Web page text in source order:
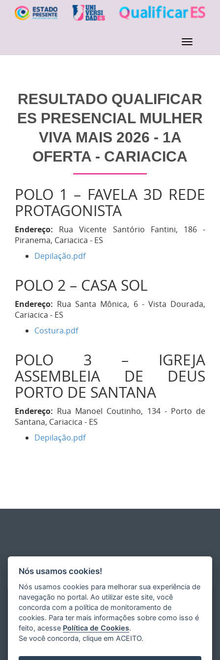
RESULTADO QUALIFICAR
ES PRESENCIAL MULHER
VIVA MAIS 2026 - 1A
OFERTA - CARIACICA
POLO 1 – FAVELA 3D REDE
PROTAGONISTA
Endereço:
Rua Vicente Santório Fantini, 186 -
Piranema, Cariacica - ES
Depilação.pdf
POLO 2 – CASA SOL
Endereço: Rua Santa Mônica, 6 - Vista Dourada,
Cariacica - ES
Costura.pdf
POLO 3 – IGREJA
ASSEMBLEIA DE DEUS
PORTO DE SANTANA
Endereço: Rua Manoel Coutinho, 134 - Porto de
Santana, Cariacica - ES
Depilação.pdf
Nós usamos cookies!
Nós usamos cookies para melhorar sua experiência de
navegação no portal. Ao utilizar este site, você
concorda com a política de monitoramento de
cookies. Para ter mais informações sobre como isso é
feito, acesse Política de Cookies.
Se você concorda, clique em ACEITO.